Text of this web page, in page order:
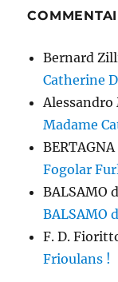
Bernard
Catherine
Madame
BERTAGNA
Fogolar
BALSAMO
BALSAMO
F. D.
Frioulans !